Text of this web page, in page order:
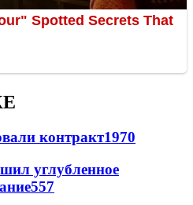
контракт1970
углубленное
557